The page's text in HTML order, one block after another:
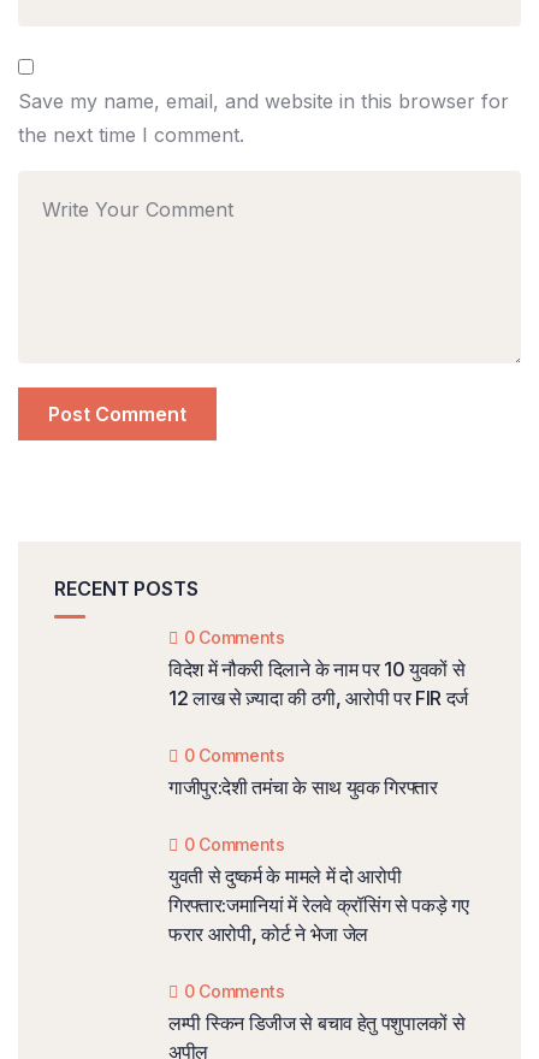
Save my name, email, and website in this browser for
the next time I comment.
RECENT POSTS
0 Comments
विदेश में नौकरी दिलाने के नाम पर 10 युवकों से
12 लाख से ज़्यादा की ठगी, आरोपी पर FIR दर्ज
0 Comments
गाजीपुर:देशी तमंचा के साथ युवक गिरफ्तार
0 Comments
युवती से दुष्कर्म के मामले में दो आरोपी
गिरफ्तार:जमानियां में रेलवे क्रॉसिंग से पकड़े गए
फरार आरोपी, कोर्ट ने भेजा जेल
0 Comments
लम्पी स्किन डिजीज से बचाव हेतु पशुपालकों से
अपील